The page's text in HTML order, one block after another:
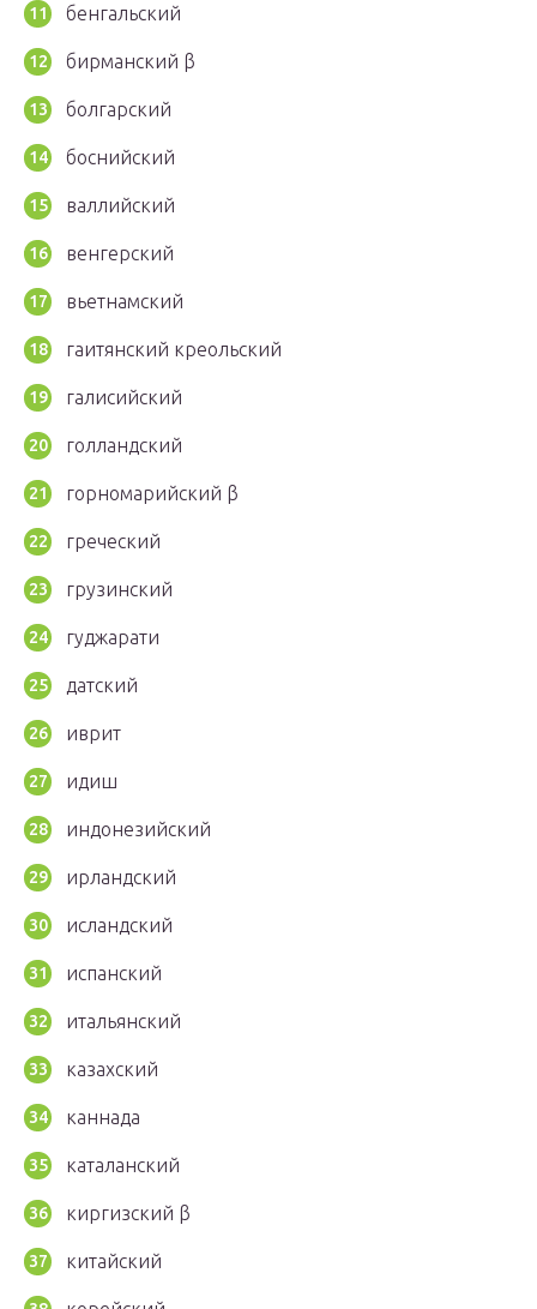
бенгальский
бирманский β
болгарский
боснийский
валлийский
венгерский
вьетнамский
гаитянский креольский
галисийский
голландский
горномарийский β
греческий
грузинский
гуджарати
датский
иврит
идиш
индонезийский
ирландский
исландский
испанский
итальянский
казахский
каннада
каталанский
киргизский β
китайский